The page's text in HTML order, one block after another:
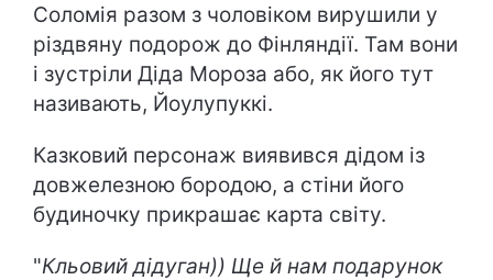
Соломія разом з чоловіком вирушили у
різдвяну подорож до Фінляндії. Там вони
і зустріли Діда Мороза або, як його тут
називають, Йоулупуккі.
Казковий персонаж виявився дідом із
довжелезною бородою, а стіни його
будиночку прикрашає карта світу.
"Кльовий дідуган)) Ще й нам подарунок